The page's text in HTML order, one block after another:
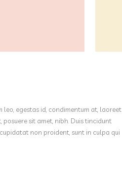
leo, egestas id, condimentum at, laoreet
posuere sit amet, nibh. Duis tincidunt
non proident, sunt in culpa qui